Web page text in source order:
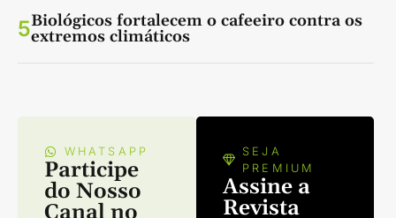
5Biológicos fortalecem o cafeeiro contra os
extremos climáticos
WHATSAPP
Participe
do Nosso
SEJA
PREMIUM
Assine a
Revista